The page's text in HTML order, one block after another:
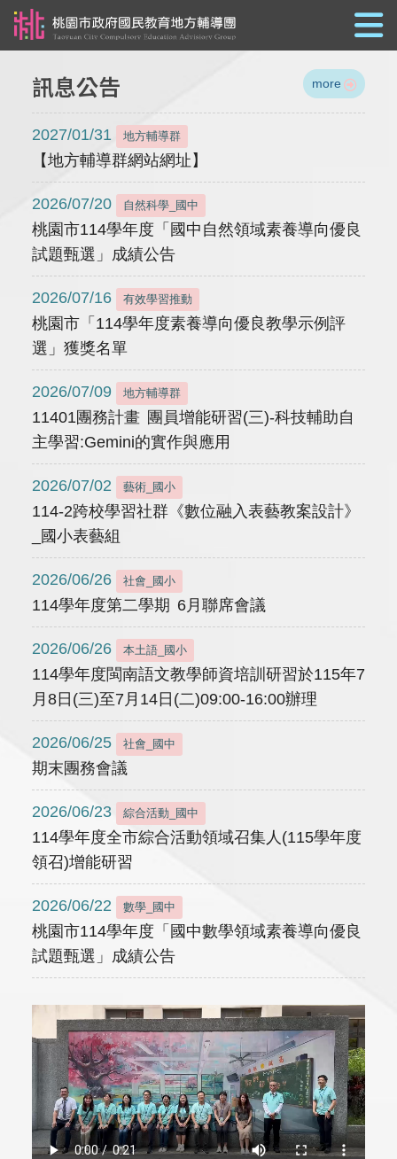
訊息公告 more
2027/01/31 地方輔導群
【地方輔導群網站網址】
2026/07/20 自然科學_國中
桃園市114學年度「國中自然領域素養導向優良
試題甄選」成績公告
2026/07/16 有效學習推動
桃園市「114學年度素養導向優良教學示例評
選」獲獎名單
2026/07/09 地方輔導群
11401團務計畫 團員增能研習(三)-科技輔助自
主學習:Gemini的實作與應用
2026/07/02 藝術_國小
114-2跨校學習社群《數位融入表藝教案設計》
_國小表藝組
2026/06/26 社會_國小
114學年度第二學期 6月聯席會議
2026/06/26 本土語_國小
114學年度閩南語文教學師資培訓研習於115年7
月8日(三)至7月14日(二)09:00-16:00辦理
2026/06/25 社會_國中
期末團務會議
2026/06/23 綜合活動_國中
114學年度全市綜合活動領域召集人(115學年度
領召)增能研習
2026/06/22 數學_國中
桃園市114學年度「國中數學領域素養導向優良
試題甄選」成績公告